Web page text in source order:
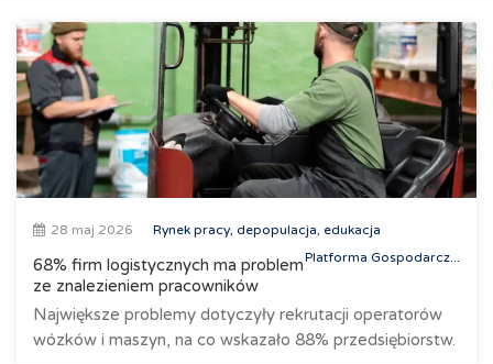
28 maj 2026
Rynek pracy, depopulacja, edukacja
Platforma Gospodarcz...
68% firm logistycznych ma problem
ze znalezieniem pracowników
Największe problemy dotyczyły rekrutacji operatorów
wózków i maszyn, na co wskazało 88% przedsiębiorstw.